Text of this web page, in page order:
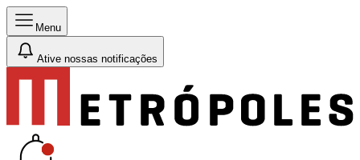
Menu
Ative nossas notificações